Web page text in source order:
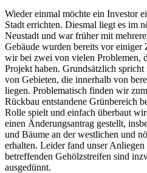
Wieder einmal möchte ein Investor
Stadt errichten. Diesmal liegt es im
Neustadt und war früher mit
Gebäude wurden bereits vor einiger
wir bei zwei von vielen Problemen,
Projekt haben. Grundsätzlich
von Gebieten, die innerhalb von
liegen. Problematisch finden wir
Rückbau entstandene Grünbereich
Rolle spielt und einfach überbaut
einen Änderungsantrag gestellt,
und Bäume an der westlichen und
erhalten. Leider fand unser
betreffenden Gehölzstreifen sind
ausgedünnt.